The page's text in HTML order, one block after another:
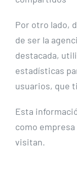
Por otro lado,
de ser la
destacada,
estadísticas
usuarios, que
Esta
como
visitan.